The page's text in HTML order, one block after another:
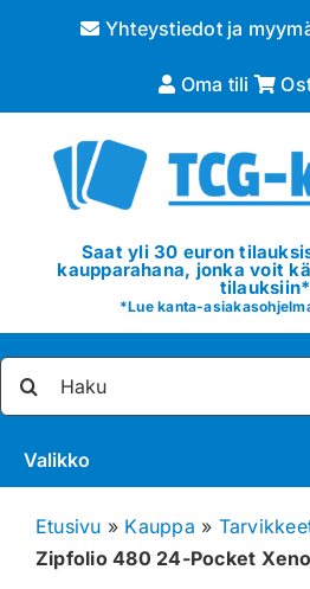
Yhteystiedot ja
Oma tili
Saat yli 30 euron
kaupparahana, jonka voit
tilauksiin*
*Lue kanta-
Valikko
Pokémon
Muut keräilykortit
Etusivu » Kauppa »
Zipfolio 480 24-Pocket